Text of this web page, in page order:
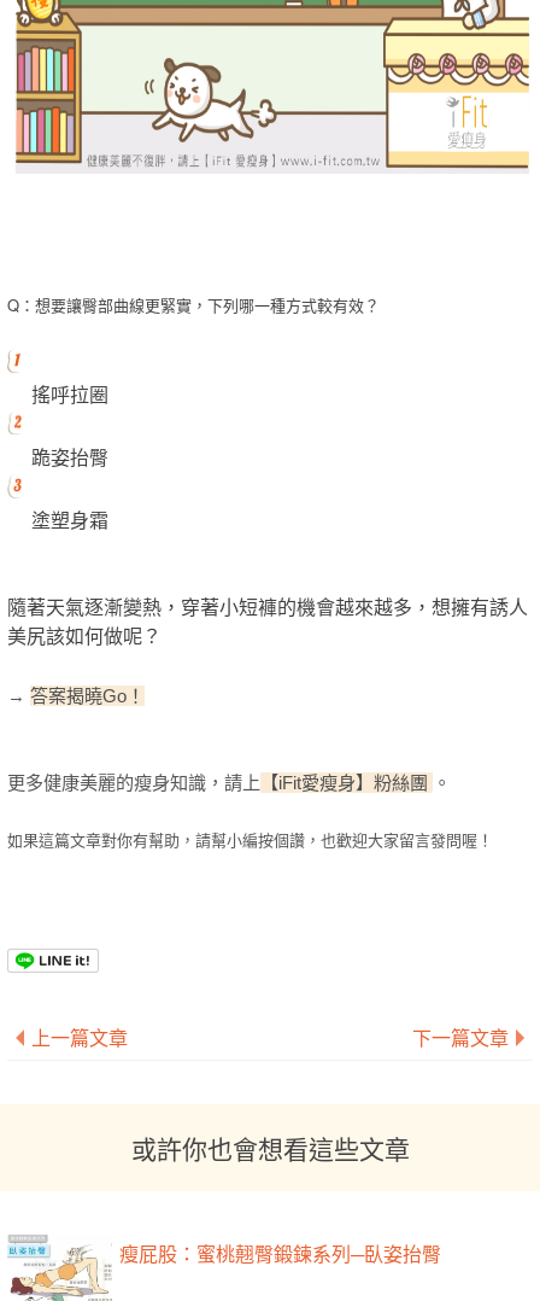
Q：想要讓臀部曲線更緊實，下列哪一種方式較有效？
搖呼拉圈
跪姿抬臀
塗塑身霜
隨著天氣逐漸變熱，穿著小短褲的機會越來越多，想擁有誘人
美尻該如何做呢？
→ 答案揭曉Go！
更多健康美麗的瘦身知識，請上 【iFit愛瘦身】粉絲團 。
如果這篇文章對你有幫助，請幫小編按個讚，也歡迎大家留言發問喔！
上一篇文章 下一篇文章
或許你也會想看這些文章
瘦屁股：蜜桃翹臀鍛鍊系列─臥姿抬臀